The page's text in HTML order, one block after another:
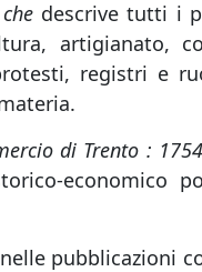
descrive tutti i
artigianato,
registri e
di Trento :
economico
pubblicazioni